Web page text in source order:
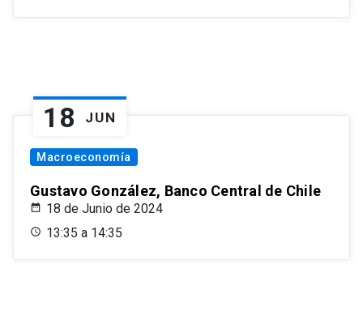
18 JUN
Macroeconomía
Gustavo González, Banco Central de Chile
18 de Junio de 2024
13:35 a 14:35